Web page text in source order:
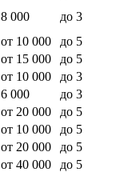
8 000
до 3
от 10 000
до 5
от 15 000
до 5
от 10 000
до 3
6 000
до 3
от 20 000
до 5
от 10 000
до 5
от 20 000
до 5
от 40 000
до 5